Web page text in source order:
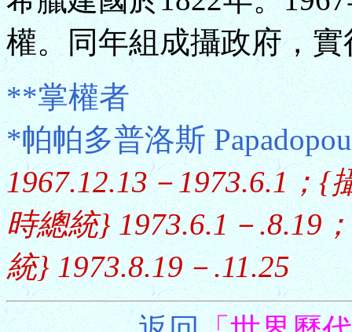
權。同年組成攝政府，
**掌權者
*帕帕多普洛斯
1967.12.13－1973.6.1；{
時總統} 1973.6.1－.8.19
統} 1973.8.19－.11.25